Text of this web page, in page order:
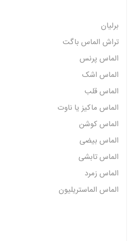
برلیان
تراش الماس باگت
الماس پرنس
الماس اشک
الماس قلب
الماس ماکیز یا ناوت
الماس کوشن
الماس بیضی
الماس تابشی
الماس زمرد
الماس الماستریلیون